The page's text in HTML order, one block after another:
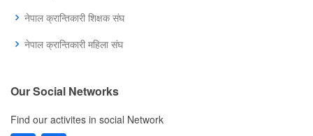
नेपाल क्रान्तिकारी शिक्षक संघ
नेपाल क्रान्तिकारी महिला संघ
Our Social Networks
Find our activites in social Network